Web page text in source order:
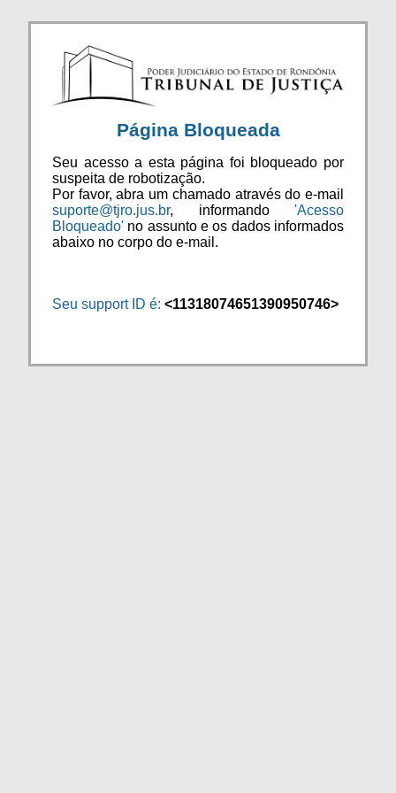
Página Bloqueada
Seu acesso a esta página foi bloqueado por
suspeita de robotização.
Por favor, abra um chamado através do e-mail
suporte@tjro.jus.br, informando 'Acesso
Bloqueado' no assunto e os dados informados
abaixo no corpo do e-mail.
Seu support ID é: <11318074651390950746>